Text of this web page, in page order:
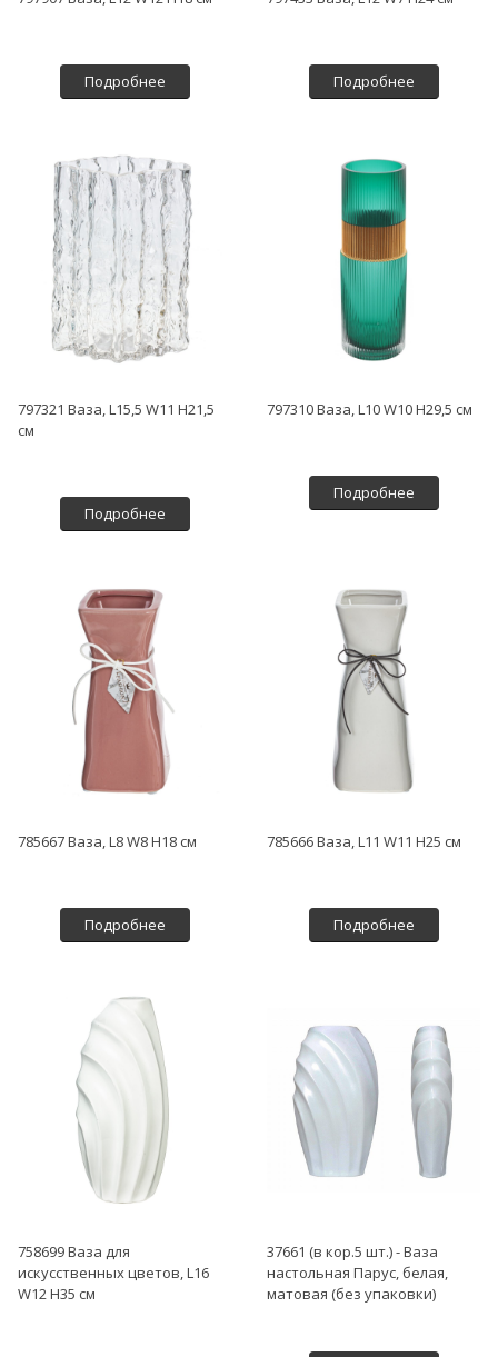
Подробнее Подробнее
797321 Ваза, L15,5 W11 H21,5
см
Подробнее
797310 Ваза, L10 W10 H29,5 см
Подробнее
785667 Ваза, L8 W8 H18 см
Подробнее
785666 Ваза, L11 W11 H25 см
Подробнее
758699 Ваза для
искусственных цветов, L16
W12 H35 см
37661 (в кор.5 шт.) - Ваза
настольная Парус, белая,
матовая (без упаковки)